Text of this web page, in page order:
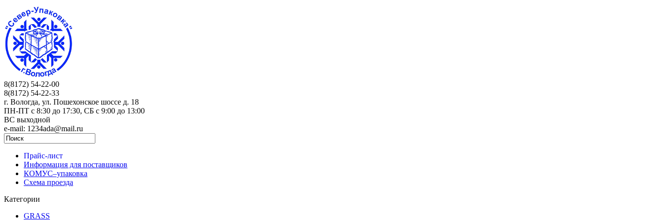
8(8172) 54-22-00
8(8172) 54-22-33
г. Вологда, ул. Пошехонское шоссе д. 18
ПН-ПТ c 8:30 до 17:30, СБ с 9:00 до 13:00
ВС выходной
e-mail: 1234ada@mail.ru
Прайс-лист
Информация для поставщиков
КОМУС–упаковка
Схема проезда
Категории
GRASS